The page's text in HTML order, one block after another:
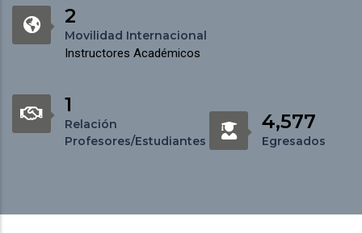
2
Movilidad Internacional
Instructores Académicos
1
Relación
Profesores/Estudiantes
4,577
Egresados